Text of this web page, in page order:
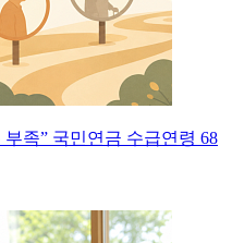
족” 국민연금 수급연령 68